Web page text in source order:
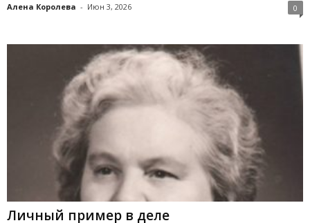
Алена Королева - Июн 3, 2026 0
Личный пример в деле